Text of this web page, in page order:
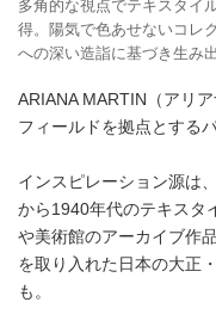
多角的な視点でテキスタイ
得。陽気で色あせないコレ
への深い造詣に基づき生み
ARIANA MARTIN（アリ
フィールドを拠点とする
インスピレーション源は
から1940年代のテキスタ
や美術館のアーカイブ作
を取り入れた日本の大正
も。